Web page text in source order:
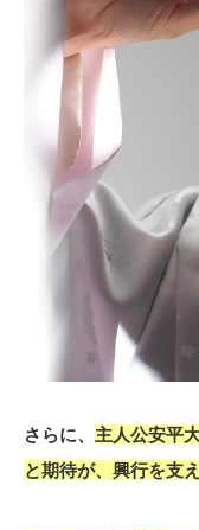
さらに、 主人公安平
と期待が、興行を支